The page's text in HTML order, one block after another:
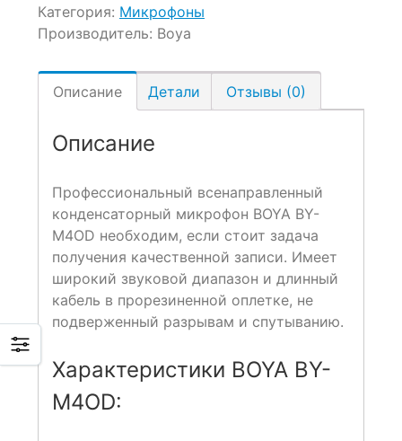
Категория: Микрофоны
Производитель: Boya
Описание Детали Отзывы (0)
Описание
Профессиональный всенаправленный
конденсаторный микрофон BOYA BY-
M4OD необходим, если стоит задача
получения качественной записи. Имеет
широкий звуковой диапазон и длинный
кабель в прорезиненной оплетке, не
подверженный разрывам и спутыванию.
Характеристики BOYA BY-
M4OD: